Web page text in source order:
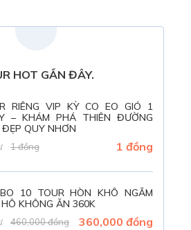
HOT GẦN ĐÂY.
RIÊNG VIP KỲ CO EO GIÓ 1
– KHÁM PHÁ THIÊN ĐƯỜNG
ĐẸP QUY NHƠN
1 đồng 1 đồng
10 TOUR HÒN KHÔ NGẮM
KHÔNG ĂN 360K
460,000 đồng 360,000 đồng
vàng nổi tiếng với các khu du lịch
Khô. Hầu hết những hoạt động du
ra vào ban ngày. Hôm nay Thích sẽ
Quy Nhơn. Về biển cùng ngư dân,
câu lên những con mực tươi ngon,